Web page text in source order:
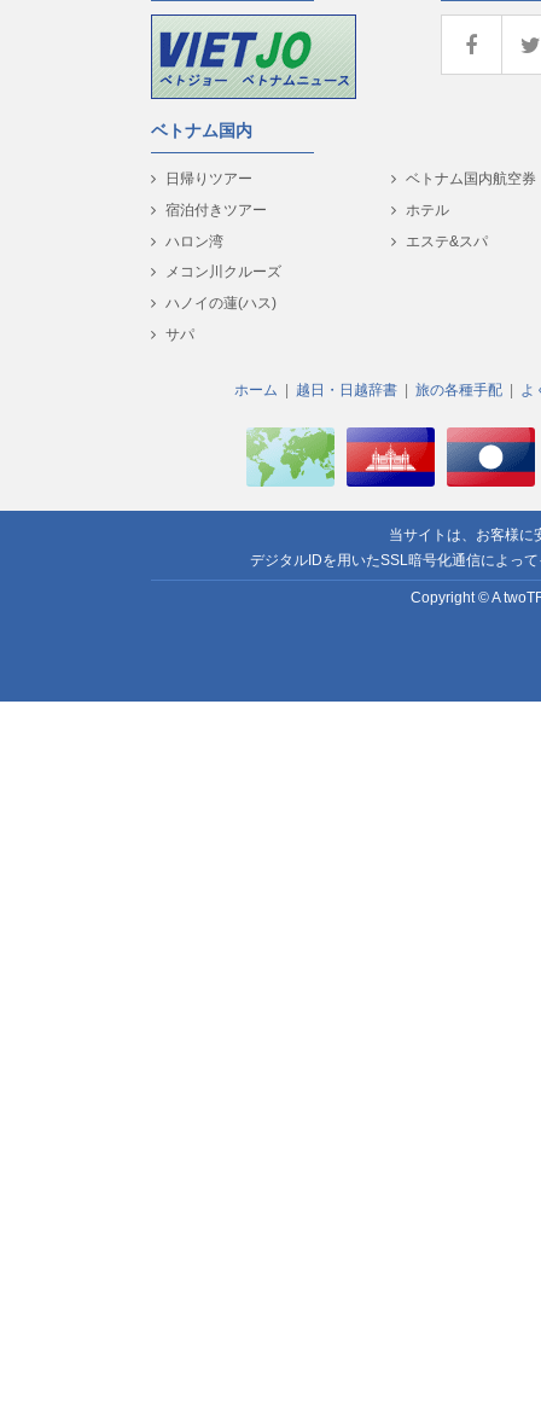
ベトナム国内
日帰りツアー
宿泊付きツアー
ハロン湾
メコン川クルーズ
ハノイの蓮(ハス)
サパ
ベトナム国内航空券
ホテル
エステ&スパ
ホーム 越日・日越辞書 旅の各種手配 よ
当サイトは、お客様に
デジタルIDを用いたSSL暗号化通信によっ
Copyright © A